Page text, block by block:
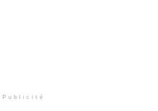
Publicité